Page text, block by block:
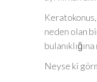
Keratokonus,
neden olan
Neyse ki